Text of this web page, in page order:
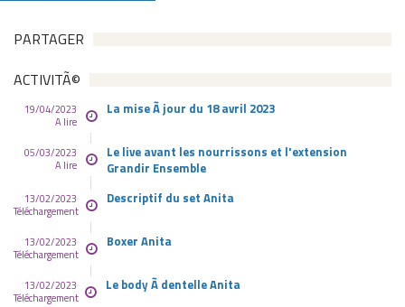
PARTAGER
ACTIVITÃ©
19/04/2023
A lire
La mise Ã jour du 18 avril 2023
05/03/2023
A lire
Le live avant les nourrissons et l'extension
Grandir Ensemble
13/02/2023
Téléchargement
Descriptif du set Anita
13/02/2023
Téléchargement
Boxer Anita
13/02/2023
Téléchargement
Le body Ã dentelle Anita